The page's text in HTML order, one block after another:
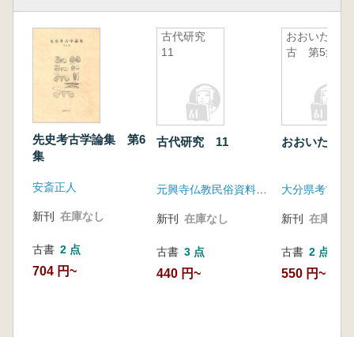
先史考古学論集 第6
集
安斎正人
新刊 在庫なし
古書 2 点
704 円~
古代研究
11
古代研究 11
新刊 在庫なし
古書 3 点
440 円~
おおいた考
古 第5集
おおいた考
大分県考古学
新刊 在庫なし
古書 2 点
550 円~